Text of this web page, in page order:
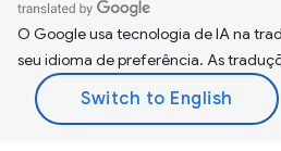
O Google usa tecnologia de IA na
seu idioma de preferência. As